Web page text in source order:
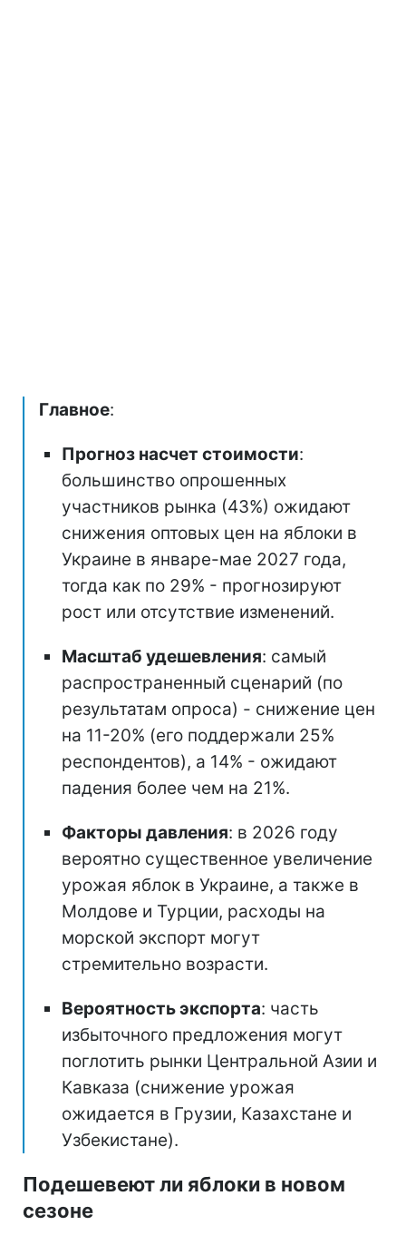
Главное:
Прогноз насчет стоимости:
большинство опрошенных
участников рынка (43%) ожидают
снижения оптовых цен на яблоки в
Украине в январе-мае 2027 года,
тогда как по 29% - прогнозируют
рост или отсутствие изменений.
Масштаб удешевления: самый
распространенный сценарий (по
результатам опроса) - снижение цен
на 11-20% (его поддержали 25%
респондентов), а 14% - ожидают
падения более чем на 21%.
Факторы давления: в 2026 году
вероятно существенное увеличение
урожая яблок в Украине, а также в
Молдове и Турции, расходы на
морской экспорт могут
стремительно возрасти.
Вероятность экспорта: часть
избыточного предложения могут
поглотить рынки Центральной Азии и
Кавказа (снижение урожая
ожидается в Грузии, Казахстане и
Узбекистане).
Подешевеют ли яблоки в новом
сезоне